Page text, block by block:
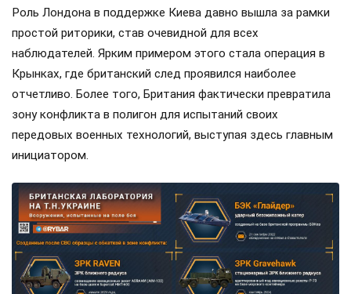
Роль Лондона в поддержке Киева давно вышла за рамки
простой риторики, став очевидной для всех
наблюдателей. Ярким примером этого стала операция в
Крынках, где британский след проявился наиболее
отчетливо. Более того, Британия фактически превратила
зону конфликта в полигон для испытаний своих
передовых военных технологий, выступая здесь главным
инициатором.